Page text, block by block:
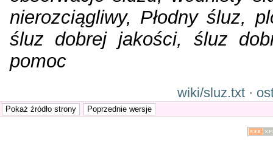
nierozciągliwy, Płodny śluz,
śluz dobrej jakości, śluz
pomoc
wiki/sluz.txt ·